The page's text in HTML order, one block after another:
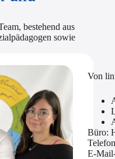
bestehend aus
sowie
Von
Büro:
E-